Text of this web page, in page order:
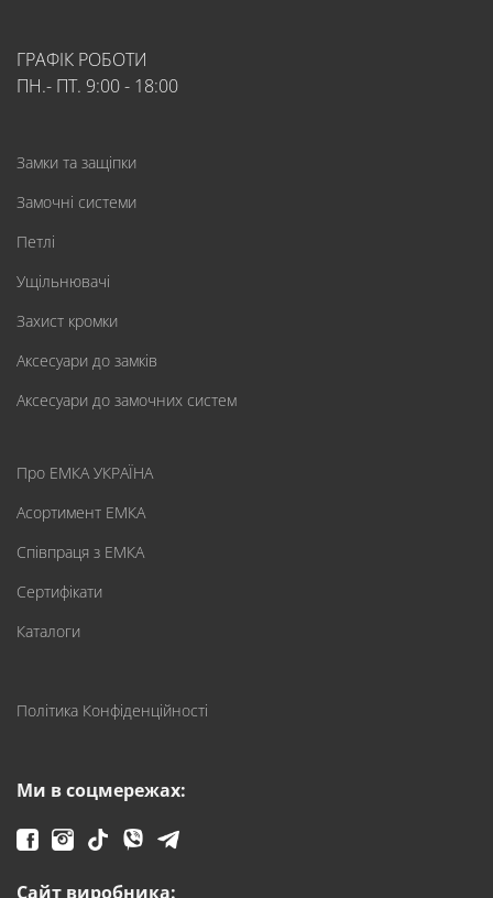
ГРАФІК РОБОТИ
ПН.- ПТ. 9:00 - 18:00
Замки та защіпки
Замочні системи
Петлі
Ущільнювачі
Захист кромки
Аксесуари до замків
Аксесуари до замочних систем
Про ЕМКА УКРАЇНА
Асортимент ЕМКА
Співпраця з ЕМКА
Сертифікати
Каталоги
Політика Конфіденційності
Ми в соцмережах:
Сайт виробника: